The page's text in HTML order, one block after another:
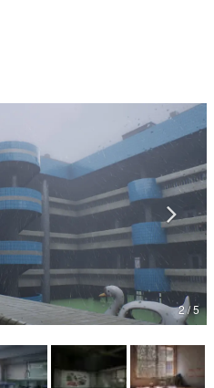
白い？
氏がゲームの魅力を画面や操作の
明かしていく、硬派で骨太な評論連載
本語
ラスボス」… ゲームにまつわる言葉
を、コンピューター文化史研究家・タ
。
2 / 5